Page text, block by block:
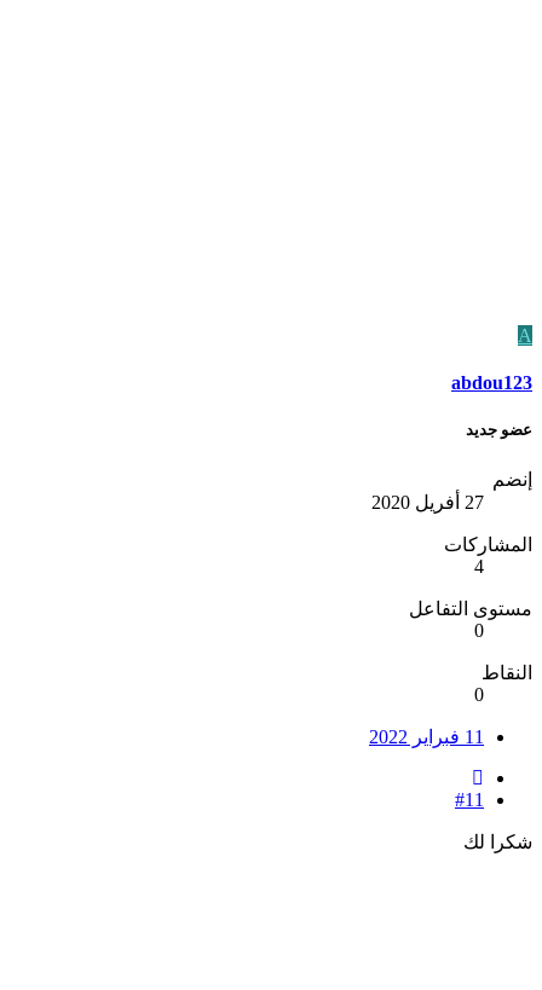
A
abdou123
عضو جديد
إنضم
27 أفريل 2020
المشاركات
4
مستوى التفاعل
0
النقاط
0
11 فبراير 2022
#11
شكرا لك